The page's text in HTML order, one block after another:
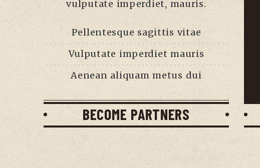
vulputate imperdiet, mauris.
Pellentesque sagittis vitae
Vulputate imperdiet mauris
Aenean aliquam metus dui
BECOME PARTNERS